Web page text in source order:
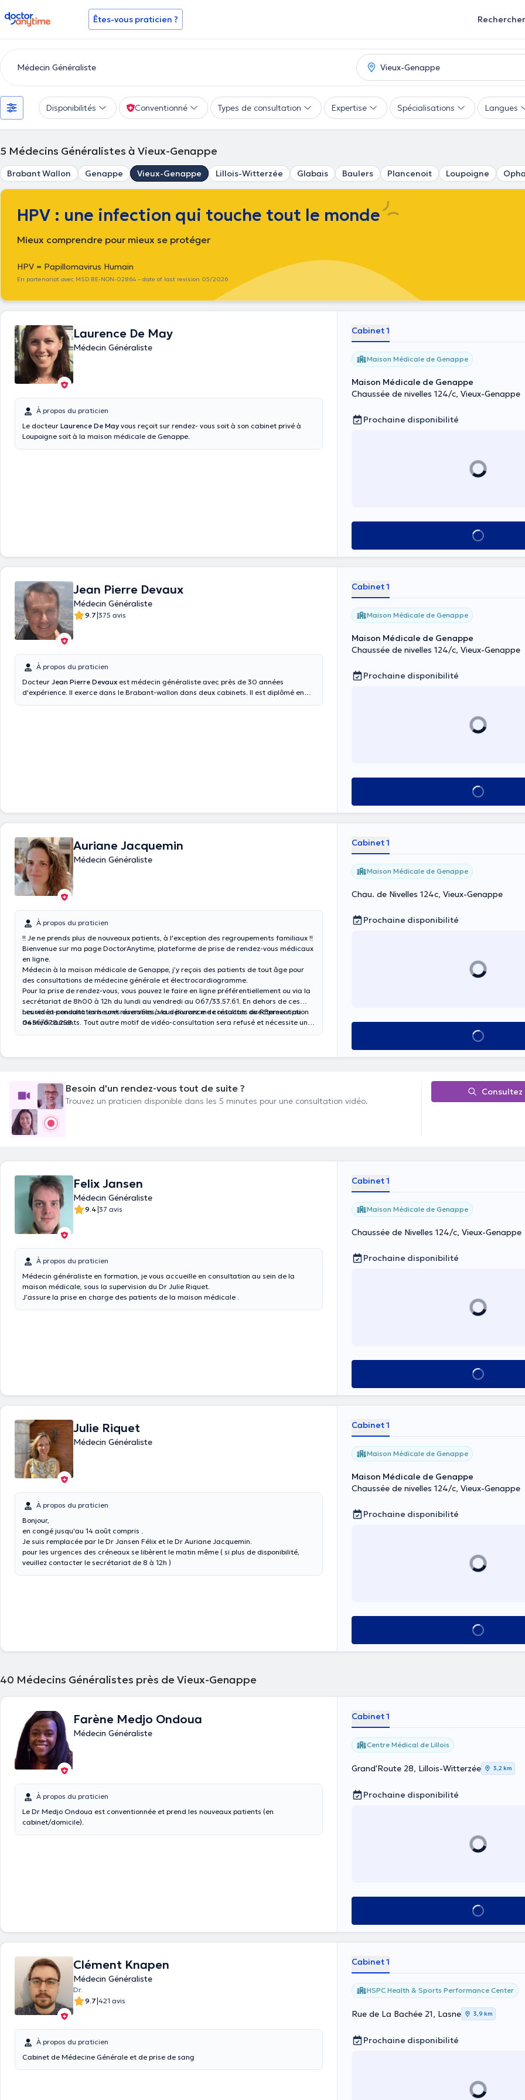
doctoranytime Êtes-vous praticien ? Rechercher
Disponibilités Conventionné Types de consultation Expertise Spécialisations Langues
5 Médecins Généralistes à Vieux-Genappe
Brabant Wallon Genappe Vieux-Genappe Lillois-Witterzée Glabais Baulers Plancenoit Loupoigne
HPV : une infection qui touche tout le monde
Mieux comprendre pour mieux se protéger
HPV = Papillomavirus Humain
En partenariat avec MSD BE-NON-02864 – date of last revision 05/2026
Laurence De May
Médecin Généraliste
À propos du praticien
Le docteur Laurence De May vous reçoit sur rendez- vous soit à son cabinet privé à
Loupoigne soit à la maison médicale de Genappe.
Cabinet 1
Maison Médicale de Genappe
Maison Médicale de Genappe
Chaussée de nivelles 124/c, Vieux-Genappe
Prochaine disponibilité
Voir tout
Jean Pierre Devaux
Médecin Généraliste
9.7|375 avis
À propos du praticien
Docteur Jean Pierre Devaux est médecin généraliste avec près de 30 années
d'expérience. Il exerce dans le Brabant-wallon dans deux cabinets. Il est diplômé en
Cabinet 1
Maison Médicale de Genappe
Maison Médicale de Genappe
Chaussée de nivelles 124/c, Vieux-Genappe
Prochaine disponibilité
Voir tout
Auriane Jacquemin
Médecin Généraliste
À propos du praticien
!! Je ne prends plus de nouveaux patients, à l'exception des regroupements familiaux !!
Bienvenue sur ma page DoctorAnytime, plateforme de prise de rendez-vous médicaux
en ligne.
Médecin à la maison médicale de Genappe, j’y reçois des patients de tout âge pour
des consultations de médecine générale et électrocardiogramme.
Pour la prise de rendez-vous, vous pouvez le faire en ligne préférentiellement ou via la
secrétariat de 8h00 à 12h du lundi au vendredi au 067/33.57.61. En dehors de ces
heures et pendant les heures ouvrables, vous pouvez me contacter directement au
0456/678.258.
Les vidéo-consultations sont réservées à la délivrance de résultats ou REprescription
de médicaments. Tout autre motif de vidéo-consultation sera refusé et nécessite une
Cabinet 1
Maison Médicale de Genappe
Chau. de Nivelles 124c, Vieux-Genappe
Prochaine disponibilité
Voir tout
Besoin d'un rendez-vous tout de suite ?
Trouvez un praticien disponible dans les 5 minutes pour une consultation vidéo.
Felix Jansen
Médecin Généraliste
9.4|37 avis
À propos du praticien
Médecin généraliste en formation, je vous accueille en consultation au sein de la
maison médicale, sous la supervision du Dr Julie Riquet.
J’assure la prise en charge des patients de la maison médicale .
Cabinet 1
Maison Médicale de Genappe
Chaussée de Nivelles 124/c, Vieux-Genappe
Prochaine disponibilité
Voir tout
Julie Riquet
Médecin Généraliste
À propos du praticien
Bonjour,
en congé jusqu'au 14 août compris .
Je suis remplacée par le Dr Jansen Félix et le Dr Auriane Jacquemin.
pour les urgences des créneaux se libèrent le matin même ( si plus de disponibilité,
veuillez contacter le secrétariat de 8 à 12h )
Cabinet 1
Maison Médicale de Genappe
Maison Médicale de Genappe
Chaussée de nivelles 124/c, Vieux-Genappe
Prochaine disponibilité
Voir tout
40 Médecins Généralistes près de Vieux-Genappe
Farène Medjo Ondoua
Médecin Généraliste
À propos du praticien
Le Dr Medjo Ondoua est conventionnée et prend les nouveaux patients (en
cabinet/domicile).
Cabinet 1
Centre Médical de Lillois
Grand'Route 28, Lillois-Witterzée 3,2 km
Prochaine disponibilité
Voir tout
Clément Knapen
Médecin Généraliste
Dr.
9.7|421 avis
À propos du praticien
Cabinet de Médecine Générale et de prise de sang
Cabinet 1
HSPC Health & Sports Performance Center
Rue de La Bachée 21, Lasne 3,9 km
Prochaine disponibilité